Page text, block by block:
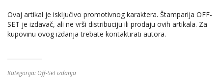
Ovaj artikal je isključivo promotivnog karaktera. Štamparija OFF-
SET je izdavač, ali ne vrši distribuciju ili prodaju ovih artikala. Za
kupovinu ovog izdanja trebate kontaktirati autora.
Kategorija: Off-Set izdanja